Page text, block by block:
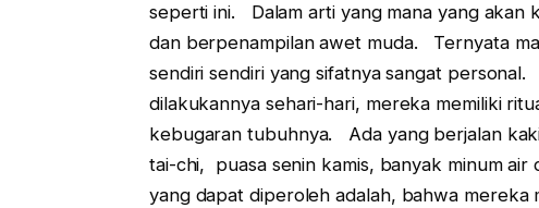
seperti ini. Dalam arti yang mana yang
dan berpenampilan awet muda. Ternyata
sendiri sendiri yang sifatnya sangat
dilakukannya sehari-hari, mereka memiliki
kebugaran tubuhnya. Ada yang berjalan
tai-chi, puasa senin kamis, banyak minum
yang dapat diperoleh adalah, bahwa